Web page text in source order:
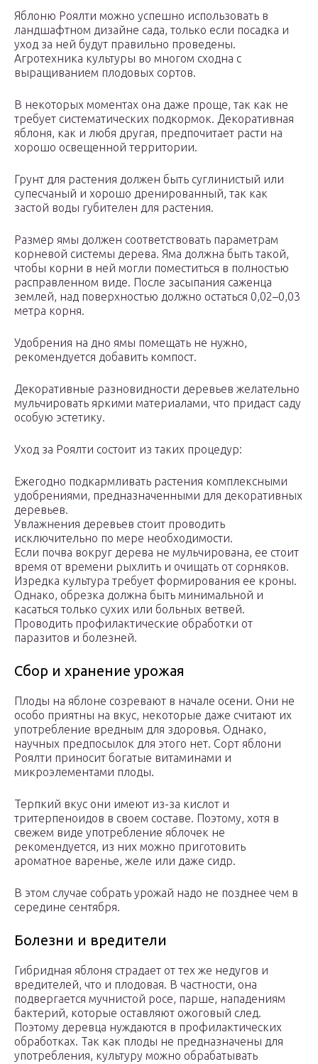
Яблоню Роялти можно успешно использовать в
ландшафтном дизайне сада, только если посадка и
уход за ней будут правильно проведены.
Агротехника культуры во многом сходна с
выращиванием плодовых сортов.
В некоторых моментах она даже проще, так как не
требует систематических подкормок. Декоративная
яблоня, как и любя другая, предпочитает расти на
хорошо освещенной территории.
Грунт для растения должен быть суглинистый или
супесчаный и хорошо дренированный, так как
застой воды губителен для растения.
Размер ямы должен соответствовать параметрам
корневой системы дерева. Яма должна быть такой,
чтобы корни в ней могли поместиться в полностью
расправленном виде. После засыпания саженца
землей, над поверхностью должно остаться 0,02–0,03
метра корня.
Удобрения на дно ямы помещать не нужно,
рекомендуется добавить компост.
Декоративные разновидности деревьев желательно
мульчировать яркими материалами, что придаст саду
особую эстетику.
Уход за Роялти состоит из таких процедур:
Ежегодно подкармливать растения комплексными
удобрениями, предназначенными для декоративных
деревьев.
Увлажнения деревьев стоит проводить
исключительно по мере необходимости.
Если почва вокруг дерева не мульчирована, ее стоит
время от времени рыхлить и очищать от сорняков.
Изредка культура требует формирования ее кроны.
Однако, обрезка должна быть минимальной и
касаться только сухих или больных ветвей.
Проводить профилактические обработки от
паразитов и болезней.
Сбор и хранение урожая
Плоды на яблоне созревают в начале осени. Они не
особо приятны на вкус, некоторые даже считают их
употребление вредным для здоровья. Однако,
научных предпосылок для этого нет. Сорт яблони
Роялти приносит богатые витаминами и
микроэлементами плоды.
Терпкий вкус они имеют из-за кислот и
тритерпеноидов в своем составе. Поэтому, хотя в
свежем виде употребление яблочек не
рекомендуется, из них можно приготовить
ароматное варенье, желе или даже сидр.
В этом случае собрать урожай надо не позднее чем в
середине сентября.
Болезни и вредители
Гибридная яблоня страдает от тех же недугов и
вредителей, что и плодовая. В частности, она
подвергается мучнистой росе, парше, нападениям
бактерий, которые оставляют ожоговый след.
Поэтому деревца нуждаются в профилактических
обработках. Так как плоды не предназначены для
употребления, культуру можно обрабатывать